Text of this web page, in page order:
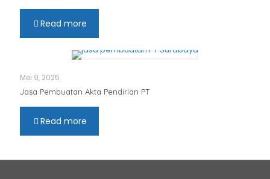
Read more
Mei 9, 2025
Jasa Pembuatan Akta Pendirian PT
Read more